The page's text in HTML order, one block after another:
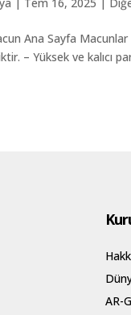
| Tem 16, 2025 |
Ana Sayfa
– Yüksek ve kalıcı
AR-